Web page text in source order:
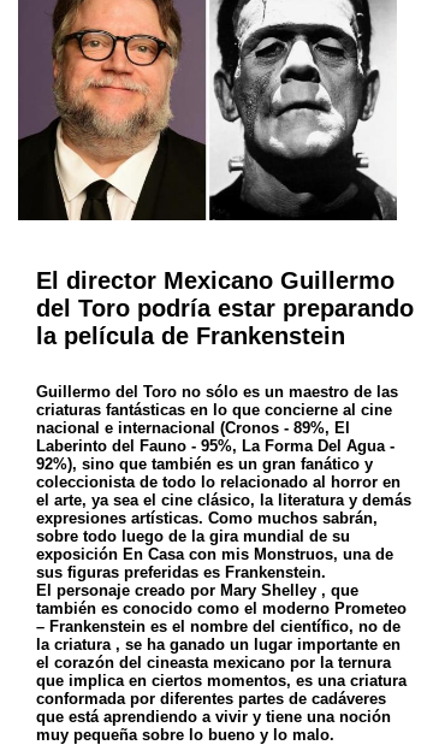
El director Mexicano Guillermo
del Toro podría estar preparando
la película de Frankenstein
Guillermo del Toro no sólo es un maestro de las
criaturas fantásticas en lo que concierne al cine
nacional e internacional (Cronos - 89%, El
Laberinto del Fauno - 95%, La Forma Del Agua -
92%), sino que también es un gran fanático y
coleccionista de todo lo relacionado al horror en
el arte, ya sea el cine clásico, la literatura y demás
expresiones artísticas. Como muchos sabrán,
sobre todo luego de la gira mundial de su
exposición En Casa con mis Monstruos, una de
sus figuras preferidas es Frankenstein.
El personaje creado por Mary Shelley , que
también es conocido como el moderno Prometeo
– Frankenstein es el nombre del científico, no de
la criatura , se ha ganado un lugar importante en
el corazón del cineasta mexicano por la ternura
que implica en ciertos momentos, es una criatura
conformada por diferentes partes de cadáveres
que está aprendiendo a vivir y tiene una noción
muy pequeña sobre lo bueno y lo malo.